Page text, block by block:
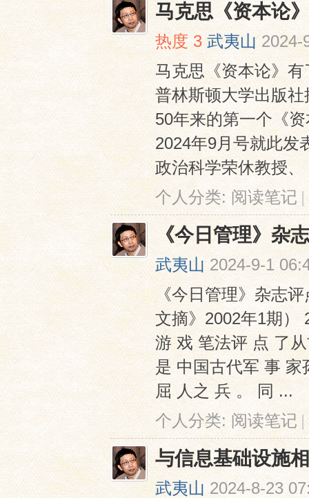
马克思《资本论
热度 3 武夷山 2024-
马克思《资本论》
普林斯顿大学出版
50年来的第一个《
2024年9月号就此发
政治科学荣休教授
个人分类: 阅读笔记 |
《今日管理》杂
武夷山 2024-9-1
《今日管理》杂志
文摘》2002年1期）
游 戏 笔法评 点 了
是 中国古代军 事
屈 人之 兵 。 同 ...
个人分类: 阅读笔记 |
与信息基础设施
武夷山 2024-8-23